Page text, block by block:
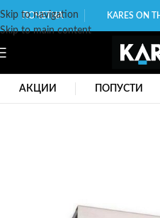
Skip to navigation
Skip to main content
ПОЧЕТНА KARES ON
АКЦИИ ПОПУСТИ